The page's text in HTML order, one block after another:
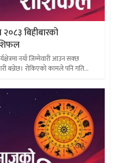
बिहीबारको
नयाँ जिम्मेवारी आउन सक्छ
बन्नेछ। रोकिएको कामले पनि गति...